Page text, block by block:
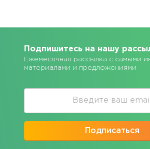
Подпишитесь на нашу
Ежемесячная рассылка с самыми
материалами и предложениями
Подписаться